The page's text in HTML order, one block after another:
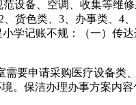
设备、空调、收集等维修
货色类、3、办事类、4
学记账不规：（一）传
要申请采购医疗设备类
。保洁办理办事方案内